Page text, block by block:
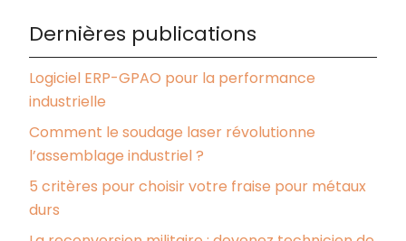
Dernières publications
Logiciel ERP-GPAO pour la performance
industrielle
Comment le soudage laser révolutionne
l’assemblage industriel ?
5 critères pour choisir votre fraise pour métaux
durs